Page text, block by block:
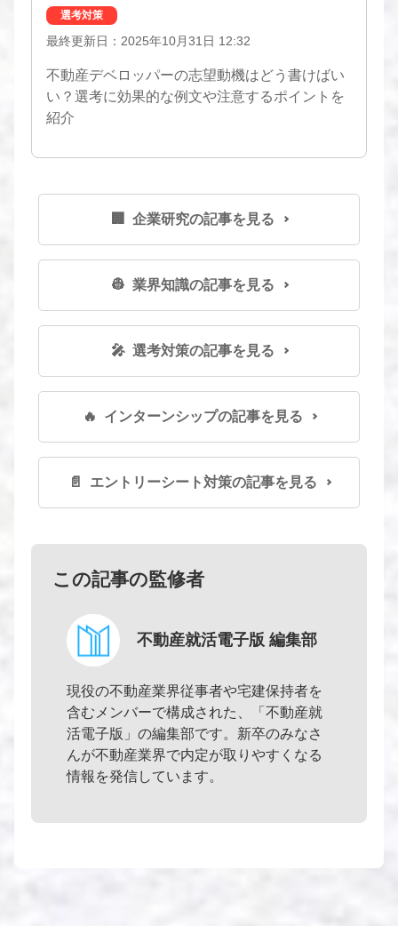
選考対策
最終更新日：2025年10月31日 12:32
不動産デベロッパーの志望動機はどう書けばい
い？選考に効果的な例文や注意するポイントを
紹介
🏢 企業研究の記事を見る
👷 業界知識の記事を見る
🎤 選考対策の記事を見る
🔥 インターンシップの記事を見る
📄 エントリーシート対策の記事を見る
この記事の監修者
不動産就活電子版 編集部
現役の不動産業界従事者や宅建保持者を
含むメンバーで構成された、「不動産就
活電子版」の編集部です。新卒のみなさ
んが不動産業界で内定が取りやすくなる
情報を発信しています。